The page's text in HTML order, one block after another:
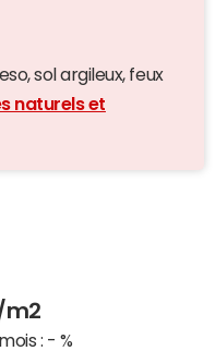
sol argileux, feux
naturels et
: - %